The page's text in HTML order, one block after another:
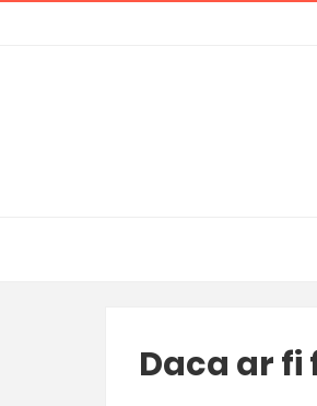
Daca ar fi